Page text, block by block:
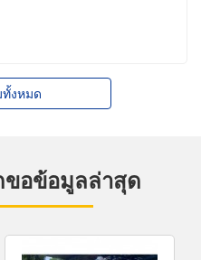
งหมด
อข้อมูลล่าสุด